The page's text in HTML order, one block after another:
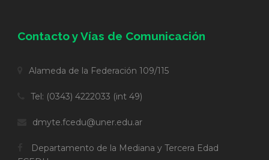
Contacto y Vías de Comunicación
Alameda de la Federación 109/115
Tel: (0343) 4222033 (int 49)
dmyte.fcedu@uner.edu.ar
Departamento de la Mediana y Tercera Edad